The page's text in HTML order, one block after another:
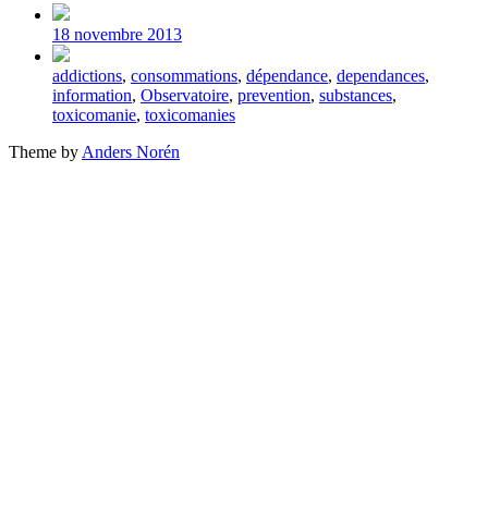
Post
date
18 novembre 2013
Tagged
with
addictions, consommations, dépendance, dependances,
information, Observatoire, prevention, substances,
toxicomanie, toxicomanies
Theme by Anders Norén